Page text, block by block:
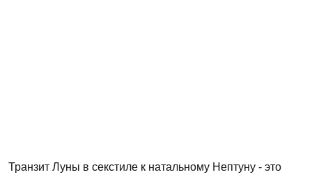
Транзит Луны в секстиле к натальному Нептуну - это